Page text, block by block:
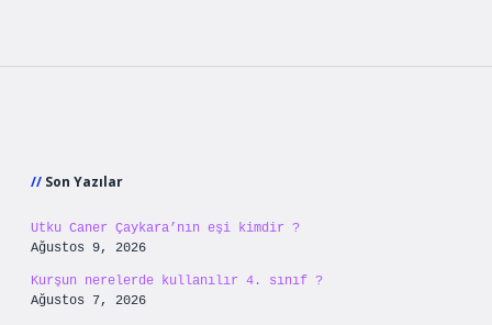
Son Yazılar
Utku Caner Çaykara’nın eşi kimdir ?
Ağustos 9, 2026
Kurşun nerelerde kullanılır 4. sınıf ?
Ağustos 7, 2026